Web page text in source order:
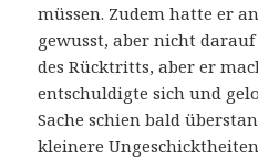
müssen. Zudem hatte er
gewusst, aber nicht
des Rücktritts, aber er
entschuldigte sich und
Sache schien bald
kleinere